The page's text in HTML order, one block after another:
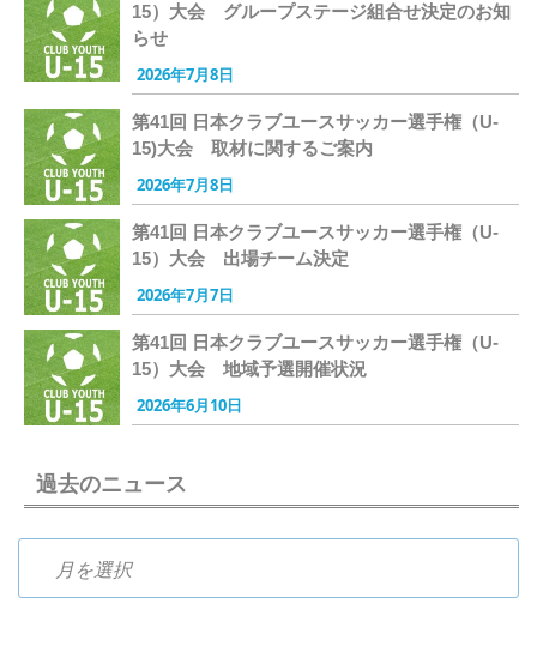
15）大会 グループステージ組合せ決定のお知
らせ
2026年7月8日
第41回 日本クラブユースサッカー選手権（U-
15)大会 取材に関するご案内
2026年7月8日
第41回 日本クラブユースサッカー選手権（U-
15）大会 出場チーム決定
2026年7月7日
第41回 日本クラブユースサッカー選手権（U-
15）大会 地域予選開催状況
2026年6月10日
過去のニュース